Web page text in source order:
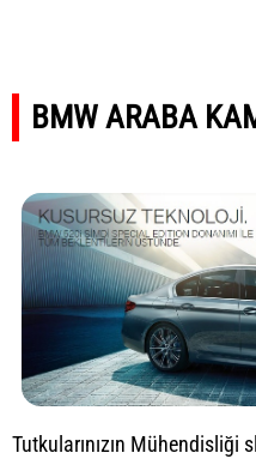
BMW ARABA
Tutkularınızın Mühendisliği